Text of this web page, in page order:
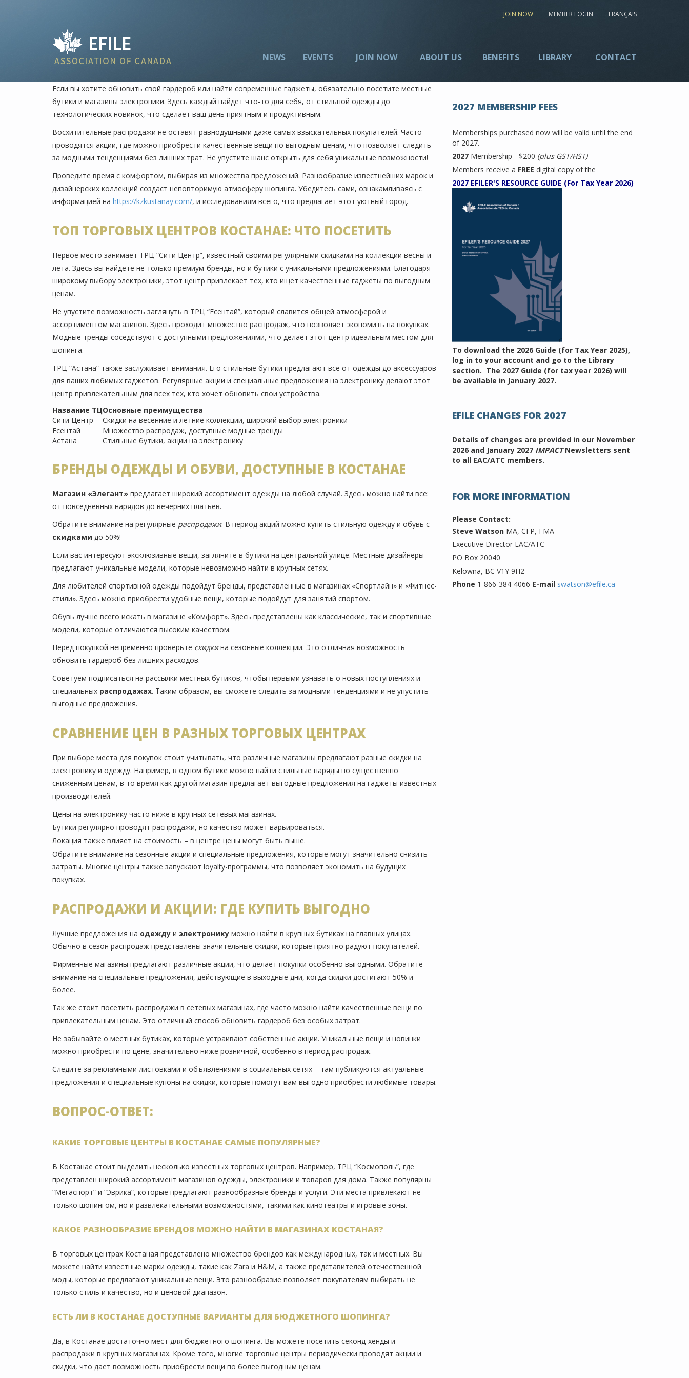
JOIN NOW MEMBER LOGIN FRANÇAIS
NEWS EVENTS JOIN NOW ABOUT US BENEFITS LIBRARY CONTACT
Если вы хотите обновить свой гардероб или найти современные гаджеты, обязательно посетите местные
бутики и магазины электроники. Здесь каждый найдет что-то для себя, от стильной одежды до
технологических новинок, что сделает ваш день приятным и продуктивным.
Восхитительные распродажи не оставят равнодушными даже самых взыскательных покупателей. Часто
проводятся акции, где можно приобрести качественные вещи по выгодным ценам, что позволяет следить
за модными тенденциями без лишних трат. Не упустите шанс открыть для себя уникальные возможности!
Проведите время с комфортом, выбирая из множества предложений. Разнообразие известнейших марок и
дизайнерских коллекций создаст неповторимую атмосферу шопинга. Убедитесь сами, ознакамливаясь с
информацией на https://kzkustanay.com/, и исследованиям всего, что предлагает этот уютный город.
ТОП ТОРГОВЫХ ЦЕНТРОВ КОСТАНАЕ: ЧТО ПОСЕТИТЬ
Первое место занимает ТРЦ “Сити Центр”, известный своими регулярными скидками на коллекции весны и
лета. Здесь вы найдете не только премиум-бренды, но и бутики с уникальными предложениями. Благодаря
широкому выбору электроники, этот центр привлекает тех, кто ищет качественные гаджеты по выгодным
ценам.
Не упустите возможность заглянуть в ТРЦ “Есентай”, который славится общей атмосферой и
ассортиментом магазинов. Здесь проходит множество распродаж, что позволяет экономить на покупках.
Модные тренды соседствуют с доступными предложениями, что делает этот центр идеальным местом для
шопинга.
ТРЦ “Астана” также заслуживает внимания. Его стильные бутики предлагают все от одежды до аксессуаров
для ваших любимых гаджетов. Регулярные акции и специальные предложения на электронику делают этот
центр привлекательным для всех тех, кто хочет обновить свои устройства.
Название ТЦОсновные преимущества
Сити Центр
Скидки на весенние и летние коллекции, широкий выбор электроники
Есентай
Множество распродаж, доступные модные тренды
Астана
Стильные бутики, акции на электронику
БРЕНДЫ ОДЕЖДЫ И ОБУВИ, ДОСТУПНЫЕ В КОСТАНАЕ
Магазин «Элегант» предлагает широкий ассортимент одежды на любой случай. Здесь можно найти все:
от повседневных нарядов до вечерних платьев.
Обратите внимание на регулярные распродажи. В период акций можно купить стильную одежду и обувь с
скидками до 50%!
Если вас интересуют эксклюзивные вещи, загляните в бутики на центральной улице. Местные дизайнеры
предлагают уникальные модели, которые невозможно найти в крупных сетях.
Для любителей спортивной одежды подойдут бренды, представленные в магазинах «Спортлайн» и «Фитнес-
стили». Здесь можно приобрести удобные вещи, которые подойдут для занятий спортом.
Обувь лучше всего искать в магазине «Комфорт». Здесь представлены как классические, так и спортивные
модели, которые отличаются высоким качеством.
Перед покупкой непременно проверьте скидкина сезонные коллекции. Это отличная возможность
обновить гардероб без лишних расходов.
Советуем подписаться на рассылки местных бутиков, чтобы первыми узнавать о новых поступлениях и
специальных распродажах. Таким образом, вы сможете следить за модными тенденциями и не упустить
выгодные предложения.
СРАВНЕНИЕ ЦЕН В РАЗНЫХ ТОРГОВЫХ ЦЕНТРАХ
При выборе места для покупок стоит учитывать, что различные магазины предлагают разные скидки на
электронику и одежду. Например, в одном бутике можно найти стильные наряды по существенно
сниженным ценам, в то время как другой магазин предлагает выгодные предложения на гаджеты известных
производителей.
Цены на электронику часто ниже в крупных сетевых магазинах.
Бутики регулярно проводят распродажи, но качество может варьироваться.
Локация также влияет на стоимость – в центре цены могут быть выше.
Обратите внимание на сезонные акции и специальные предложения, которые могут значительно снизить
затраты. Многие центры также запускают loyalty-программы, что позволяет экономить на будущих
покупках.
РАСПРОДАЖИ И АКЦИИ: ГДЕ КУПИТЬ ВЫГОДНО
Лучшие предложения на одежду и электронику можно найти в крупных бутиках на главных улицах.
Обычно в сезон распродаж представлены значительные скидки, которые приятно радуют покупателей.
Фирменные магазины предлагают различные акции, что делает покупки особенно выгодными. Обратите
внимание на специальные предложения, действующие в выходные дни, когда скидки достигают 50% и
более.
Так же стоит посетить распродажи в сетевых магазинах, где часто можно найти качественные вещи по
привлекательным ценам. Это отличный способ обновить гардероб без особых затрат.
Не забывайте о местных бутиках, которые устраивают собственные акции. Уникальные вещи и новинки
можно приобрести по цене, значительно ниже розничной, особенно в период распродаж.
Следите за рекламными листовками и объявлениями в социальных сетях – там публикуются актуальные
предложения и специальные купоны на скидки, которые помогут вам выгодно приобрести любимые товары.
ВОПРОС-ОТВЕТ:
КАКИЕ ТОРГОВЫЕ ЦЕНТРЫ В КОСТАНАЕ САМЫЕ ПОПУЛЯРНЫЕ?
В Костанае стоит выделить несколько известных торговых центров. Например, ТРЦ “Космополь”, где
представлен широкий ассортимент магазинов одежды, электроники и товаров для дома. Также популярны
“Мегаспорт” и “Эврика”, которые предлагают разнообразные бренды и услуги. Эти места привлекают не
только шопингом, но и развлекательными возможностями, такими как кинотеатры и игровые зоны.
КАКОЕ РАЗНООБРАЗИЕ БРЕНДОВ МОЖНО НАЙТИ В МАГАЗИНАХ КОСТАНАЯ?
В торговых центрах Костаная представлено множество брендов как международных, так и местных. Вы
можете найти известные марки одежды, такие как Zara и H&M, а также представителей отечественной
моды, которые предлагают уникальные вещи. Это разнообразие позволяет покупателям выбирать не
только стиль и качество, но и ценовой диапазон.
ЕСТЬ ЛИ В КОСТАНАЕ ДОСТУПНЫЕ ВАРИАНТЫ ДЛЯ БЮДЖЕТНОГО ШОПИНГА?
Да, в Костанае достаточно мест для бюджетного шопинга. Вы можете посетить секонд-хенды и
распродажи в крупных магазинах. Кроме того, многие торговые центры периодически проводят акции и
скидки, что дает возможность приобрести вещи по более выгодным ценам.
2027 MEMBERSHIP FEES
Memberships purchased now will be valid until the end
of 2027.
2027 Membership - $200 (plus GST/HST)
Members receive a FREE digital copy of the
2027 EFILER'S RESOURCE GUIDE (For Tax Year 2026)
To download the 2026 Guide (for Tax Year 2025),
log in to your account and go to the Library
section. The 2027 Guide (for tax year 2026) will
be available in January 2027.
EFILE CHANGES FOR 2027
Details of changes are provided in our November
2026 and January 2027 IMPACTNewsletters sent
to all EAC/ATC members.
FOR MORE INFORMATION
Please Contact:
Steve Watson MA, CFP, FMA
Executive Director EAC/ATC
PO Box 20040
Kelowna, BC V1Y 9H2
Phone 1-866-384-4066 E-mail swatson@efile.ca